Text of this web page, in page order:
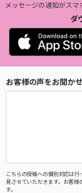
メッセージの通知がスマ
ダ
お客様の声をお聞か
こちらの投稿への個別対応は
見させていただきます。お客様
す。